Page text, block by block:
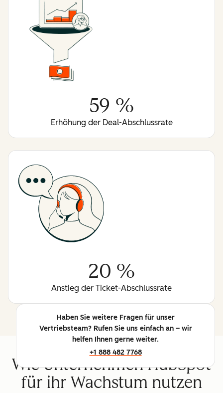
59 %
Erhöhung der Deal-Abschlussrate
20 %
Anstieg der Ticket-Abschlussrate
Haben Sie weitere Fragen für unser
Vertriebsteam? Rufen Sie uns einfach an – wir
helfen Ihnen gerne weiter.
+1 888 482 7768
Wie Unternehmen HubSpot
für ihr Wachstum nutzen